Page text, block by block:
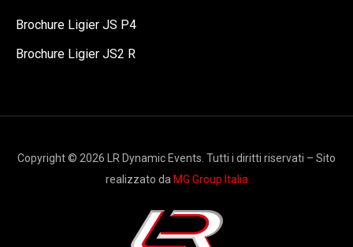
Brochure Ligier JS P4
Brochure Ligier JS2 R
Copyright © 2026 LR Dynamic Events. Tutti i diritti riservati – Sito
realizzato da MG Group Italia